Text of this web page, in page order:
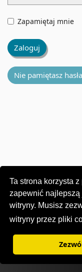
Ta strona korzysta
zapewnić
witryny. Musisz
witryny przez pliki
Zapamiętaj mnie
Zaloguj
Nie pamiętasz
Warunki użytkowania
©1995-2026 OKI